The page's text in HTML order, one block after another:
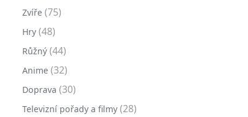
Zvíře (75)
Hry (48)
Růžný (44)
Anime (32)
Doprava (30)
Televizní pořady a filmy (28)